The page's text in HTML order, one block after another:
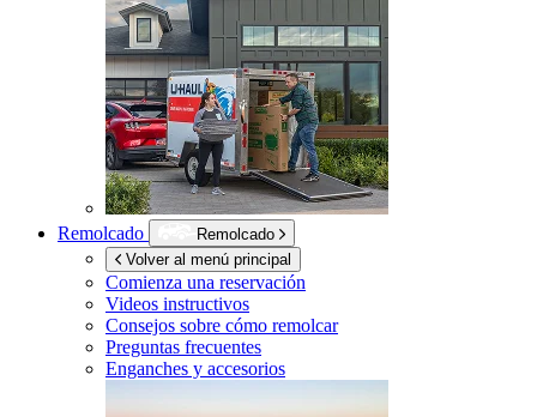
Remolcado
Remolcado
Volver al menú principal
Comienza una reservación
Videos instructivos
Consejos sobre cómo remolcar
Preguntas frecuentes
Enganches y accesorios